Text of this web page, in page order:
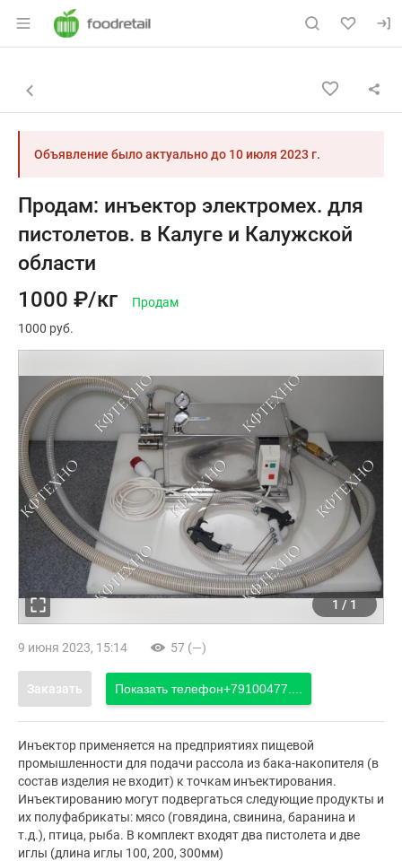
Раздел навигации по сайту
Объявление: Продам:
Навигация и управление объявлением
Назад к списку объявлений
Объявление было актуально до 10 июля 2023 г.
Продам: инъектор электромех. для
пистолетов. в Калуге и Калужской
области
1000 ₽/кг
Продам
1000 руб.
1 / 1
9 июня 2023, 15:14 57 (—)
Заказать Показать телефон+79100477....
Инъектор применяется на предприятиях пищевой
промышленности для подачи рассола из бака-накопителя (в
состав изделия не входит) к точкам инъектирования.
Инъектированию могут подвергаться следующие продукты и
их полуфабрикаты: мясо (говядина, свинина, баранина и
т.д.), птица, рыба. В комплект входят два пистолета и две
иглы (длина иглы 100, 200, 300мм)